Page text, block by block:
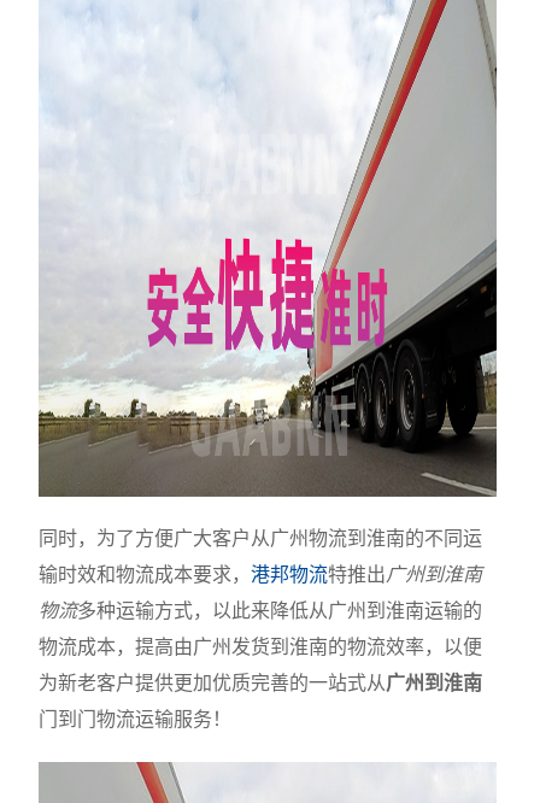
同时，为了方便广大客户从广州物流到淮南的不同运
输时效和物流成本要求，港邦物流特推出广州到淮南
物流多种运输方式，以此来降低从广州到淮南运输的
物流成本，提高由广州发货到淮南的物流效率，以便
为新老客户提供更加优质完善的一站式从广州到淮南
门到门物流运输服务！